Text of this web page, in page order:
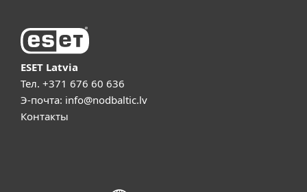
ESET Latvia
Тел. +371 676 60 636
Э-почта: info@nodbaltic.lv
Контакты